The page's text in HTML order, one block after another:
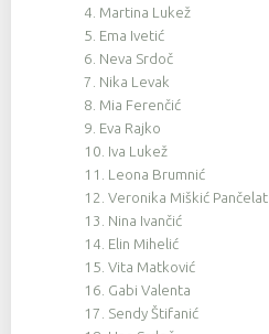
4. Martina Lukež
5. Ema Ivetić
6. Neva Srdoč
7. Nika Levak
8. Mia Ferenčić
9. Eva Rajko
10. Iva Lukež
11. Leona Brumnić
12. Veronika Miškić Pančelat
13. Nina Ivančić
14. Elin Mihelić
15. Vita Matković
16. Gabi Valenta
17. Sendy Štifanić